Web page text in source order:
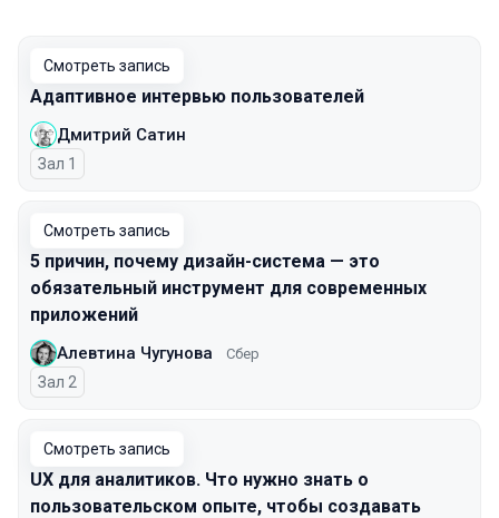
Смотреть запись
Адаптивное интервью пользователей
Дмитрий Сатин
Зал 1
Смотреть запись
5 причин, почему дизайн-система — это
обязательный инструмент для современных
приложений
Алевтина Чугунова Сбер
Зал 2
Смотреть запись
UX для аналитиков. Что нужно знать о
пользовательском опыте, чтобы создавать